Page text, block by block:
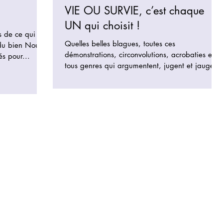
de ce qui
Nous
pour...
VIE OU SURVIE, c’est chaque
UN qui choisit !
Quelles belles blagues, toutes ces
démonstrations, circonvolutions, acrobaties en
tous genres qui argumentent, jugent et jaugent,